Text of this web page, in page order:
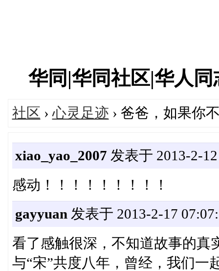
华同|华同社区|华人
社区 ›心灵足迹 › 爸爸，如果你
xiao_yao_2007 发表于 2013-2-
感动！！！！！！！！！
gayyuan 发表于 2013-2-17
看了感触很深，不知道故事的真
与“宋”共度八年，曾经，我们一